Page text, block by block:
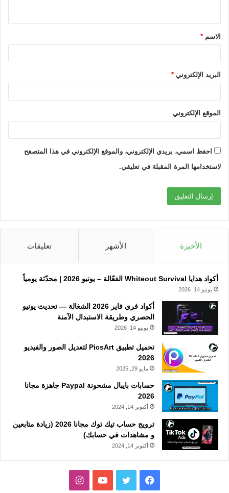
ق
*الاسم *
البريد الإلكتروني *
الموقع الإلكتروني
احفظ اسمي، بريدي الإلكتروني، والموقع الإلكتروني في هذا المتصفح
لاستخدامها المرة المقبلة في تعليقي.
الأخيرة الأشهر تعليقات
أكواد هدايا Whiteout Survival الفعّالة – يونيو 2026 | محدّثة يومياً
يونيو 14, 2026
أكواد فري فاير 2026 الشغالة — تحديث يونيو
الحصري وطريقة الاستبدال الآمنة
يونيو 14, 2026
تحميل تطبيق PicsArt لتعديل الصور والفيديو
2026
مايو 29, 2025
حسابات بايبال مشحونة Paypal جاهزة مجانا
2026
أكتوبر 14, 2024
ترويج حساب تيك توك مجانا 2026 (زيادة متابعين
و مشاهدات في حسابك)
أكتوبر 14, 2024
فيسبوك تويتر يوتيوبانستقرام